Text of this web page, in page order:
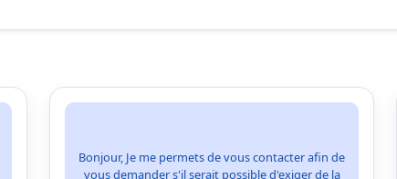
Bonjour, Je me permets de vous contacter afin de
vous demander s'il serait possible d'exiger de la